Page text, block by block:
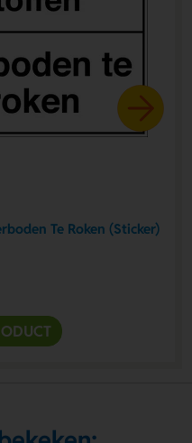
Te Roken (Sticker)